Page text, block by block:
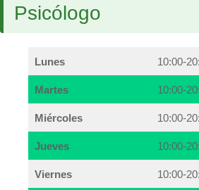
Psicólogo
Lunes 10:00-
Martes 10:00-
Miércoles 10:00-
Jueves 10:00-
Viernes 10:00-